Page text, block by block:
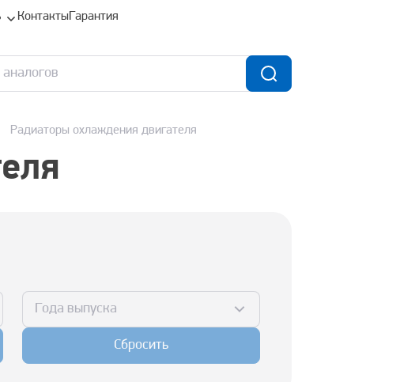
КонтактыГарантия
Радиаторы охлаждения двигателя
Года выпуска
Сбросить